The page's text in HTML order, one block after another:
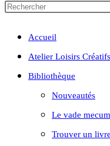
Accueil
Atelier Loisirs Créatifs
Bibliothèque
Nouveautés
Le vade mecum
Trouver un livre